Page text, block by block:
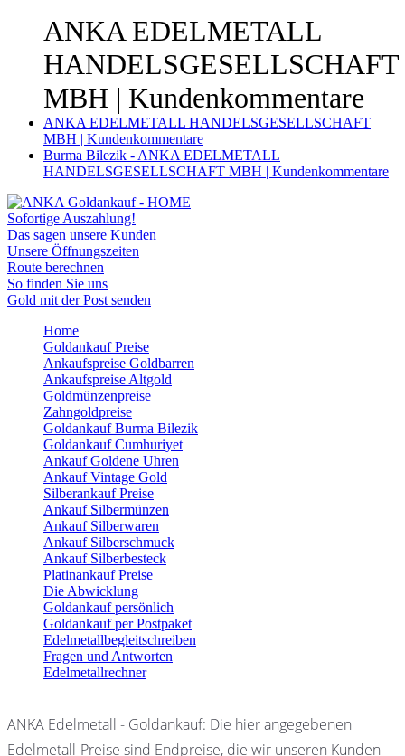
ANKA EDELMETALL
HANDELSGESELLSCHAFT
MBH | Kundenkommentare
ANKA EDELMETALL HANDELSGESELLSCHAFT
MBH | Kundenkommentare
Burma Bilezik - ANKA EDELMETALL
HANDELSGESELLSCHAFT MBH | Kundenkommentare
Sofortige Auszahlung!
Das sagen unsere Kunden
Unsere Öffnungszeiten
Route berechnen
So finden Sie uns
Gold mit der Post senden
Home
Goldankauf Preise
Ankaufspreise Goldbarren
Ankaufspreise Altgold
Goldmünzenpreise
Zahngoldpreise
Goldankauf Burma Bilezik
Goldankauf Cumhuriyet
Ankauf Goldene Uhren
Ankauf Vintage Gold
Silberankauf Preise
Ankauf Silbermünzen
Ankauf Silberwaren
Ankauf Silberschmuck
Ankauf Silberbesteck
Platinankauf Preise
Die Abwicklung
Goldankauf persönlich
Goldankauf per Postpaket
Edelmetallbegleitschreiben
Fragen und Antworten
Edelmetallrechner
ANKA Edelmetall - Goldankauf: Die hier angegebenen
Edelmetall-Preise sind Endpreise, die wir unseren Kunden